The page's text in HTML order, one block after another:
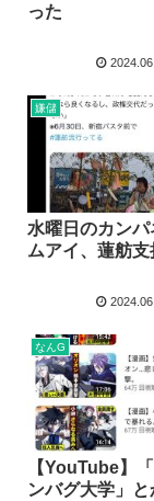
海外「神アニメだ
ハンターハンター
進次郎「辺野古の
高市政権の消費税
ワイ（神絵師）が
った
嫌儲
水曜日のカンパ
ムアイ、蓮舫支
なんG
【YouTube】
ンバグ大学」と